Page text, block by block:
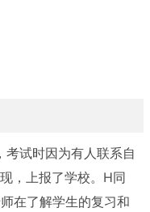
考试时因为有人联系自
，上报了学校。H同
在了解学生的复习和